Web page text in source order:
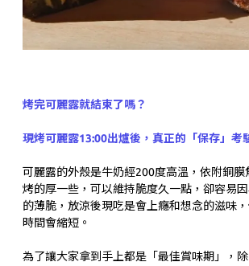
烤完可麗露就結束了嗎？
現烤可麗露13:00出爐後，真正的「保存」考
可麗露的外殼是牛奶經200度高溫，依附銅膜
烤的厚一些，可以維持脆度久一點，卻容易
的薄脆，放涼後現吃是會上癮和想念的滋味
時間會縮短。
為了讓大家拿到手上都是「最佳賞味期」，除